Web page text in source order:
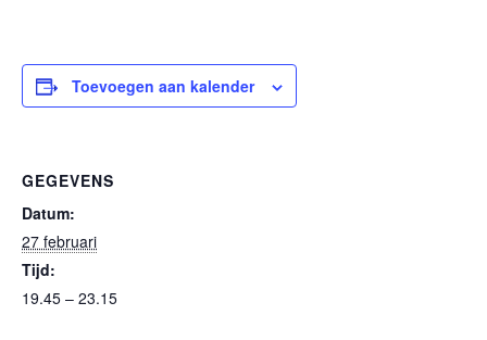
Toevoegen aan kalender
GEGEVENS
Datum:
27 februari
Tijd:
19.45 – 23.15